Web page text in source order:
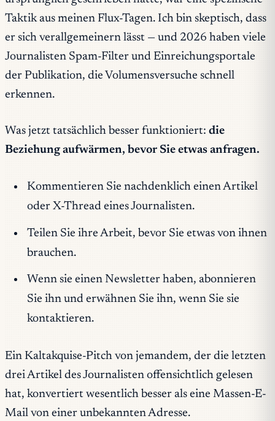
Taktik aus meinen Flux-Tagen. Ich bin skeptisch, dass
er sich verallgemeinern lässt — und 2026 haben viele
Journalisten Spam-Filter und Einreichungsportale
der Publikation, die Volumensversuche schnell
erkennen.
Was jetzt tatsächlich besser funktioniert: die
Beziehung aufwärmen, bevor Sie etwas anfragen.
Kommentieren Sie nachdenklich einen Artikel
oder X-Thread eines Journalisten.
Teilen Sie ihre Arbeit, bevor Sie etwas von ihnen
brauchen.
Wenn sie einen Newsletter haben, abonnieren
Sie ihn und erwähnen Sie ihn, wenn Sie sie
kontaktieren.
Ein Kaltakquise-Pitch von jemandem, der die letzten
drei Artikel des Journalisten offensichtlich gelesen
hat, konvertiert wesentlich besser als eine Massen-E-
Mail von einer unbekannten Adresse.